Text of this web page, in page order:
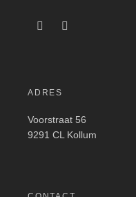
ADRES
Voorstraat 56
9291 CL Kollum